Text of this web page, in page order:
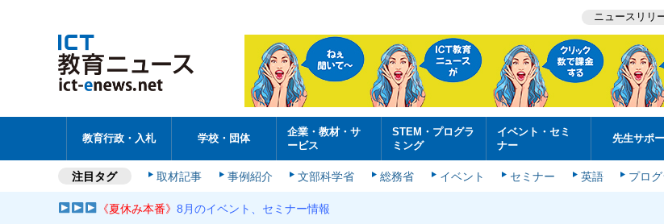
ニュースリリ
教育行政・入札 学校・団体
企業・教材・サ
ービス
STEM・プログラ
ミング
イベント・セミ
ナー
先生サポ
注目タグ 取材記事 事例紹介 文部科学省 総務省 イベント セミナー 英語 プロ
《夏休み本番》8月のイベント、セミナー情報